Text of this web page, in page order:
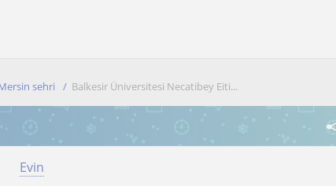
sehri Balkesir Üniversitesi Necatibey Eiti...
Evin